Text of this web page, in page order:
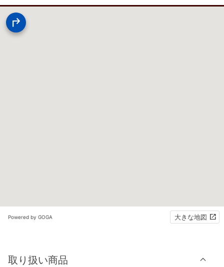
Powered by GOGA 大きな地図
取り扱い商品